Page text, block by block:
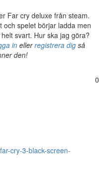
Far cry deluxe från steam.
och spelet börjar ladda men
svart. Hur ska jag göra?
inellerregistrera digså
den!
0
cry-3-black-screen-